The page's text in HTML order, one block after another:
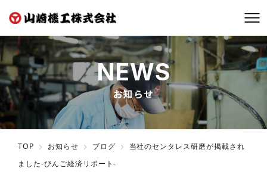
TOP
会社概要
センタレス研磨
木工用刃物研磨
NEWS
お知らせ
TOP お知らせ ブログ
当社のセンタレス研磨が掲載され
ました-びんご経済リポート-